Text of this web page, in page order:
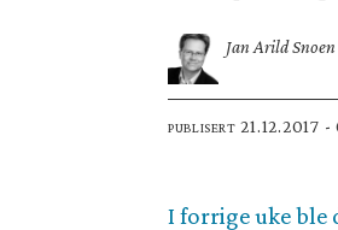
Jan Arild Snoen
PUBLISERT 21.12.2017
I forrige uke ble